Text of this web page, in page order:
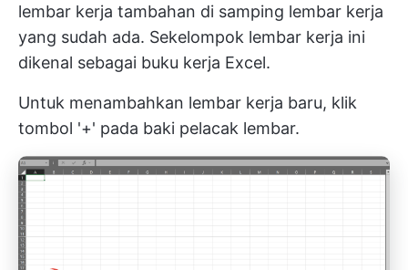
lembar kerja tambahan di samping lembar kerja
yang sudah ada. Sekelompok lembar kerja ini
dikenal sebagai buku kerja Excel.
Untuk menambahkan lembar kerja baru, klik
tombol '+' pada baki pelacak lembar.